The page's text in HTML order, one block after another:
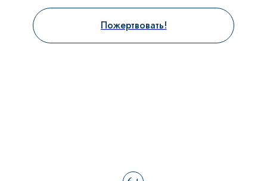
Пожертвовать!